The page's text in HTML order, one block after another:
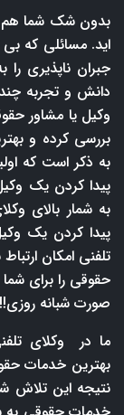
بدون شک شما هم
اید. مسائلی که بی
جبران ناپذیری
دانش و تجربه
وکیل یا مشاور
بررسی کرده و
به ذکر است که
پیدا کردن یک
به شمار بالای
پیدا کردن یک
تلفنی امکان
حقوقی را برای
صورت شبانه روزی!!
ما در وکلای
بهترین خدمات
نتیجه این تلاش